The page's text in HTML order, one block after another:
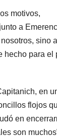
motivos,
a
sino a
hecho para el
en
flojos
en
son
5